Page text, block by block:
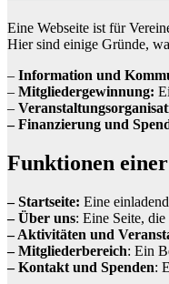
Eine Webseite ist für
Hier sind einige Gründe,
– Information und
– Mitgliedergewinnung:
–
– Finanzierung und
Funktionen
– Startseite: Eine
– Über uns: Eine Seite,
– Aktivitäten und
– Mitgliederbereich: Ein
– Kontakt und Spenden: